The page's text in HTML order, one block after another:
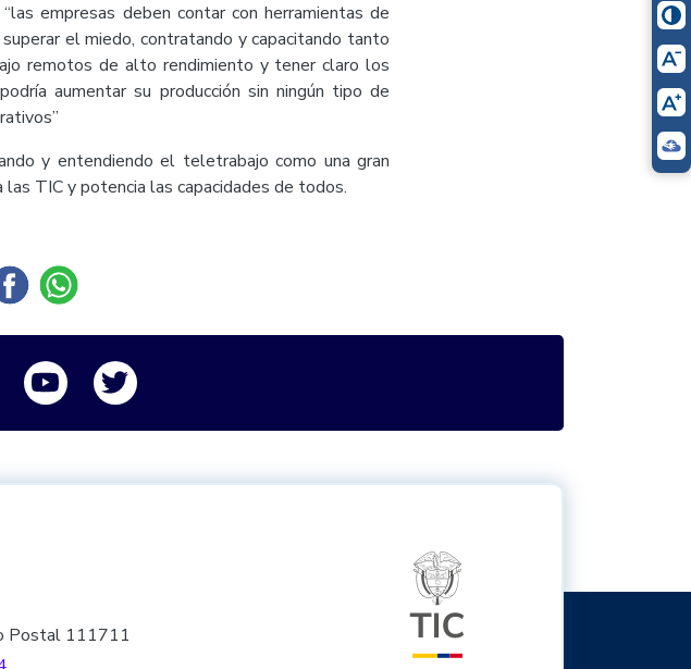
empresas deben contar con herramientas de
el miedo, contratando y capacitando tanto
remotos de alto rendimiento y tener claro los
aumentar su producción sin ningún tipo de
y entendiendo el teletrabajo como una gran
TIC y potencia las capacidades de todos.
Logo InstagramLogo Youtube
Postal 111711